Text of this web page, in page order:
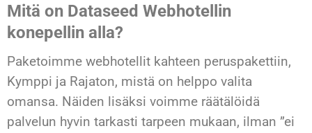
Mitä on Dataseed Webhotellin
konepellin alla?
Paketoimme webhotellit kahteen peruspakettiin,
Kymppi ja Rajaton, mistä on helppo valita
omansa. Näiden lisäksi voimme räätälöidä
palvelun hyvin tarkasti tarpeen mukaan, ilman ”ei